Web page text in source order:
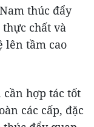
thúc đẩy
chất và
lên tầm cao
hợp tác tốt
các cấp, đặc